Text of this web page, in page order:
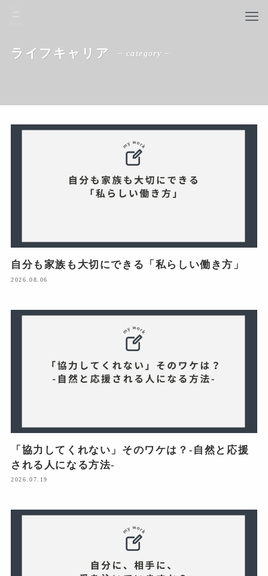
ライフキャリア – category –
自分も家族も大切にできる「私らしい働き方」
2026.08.06
「協力してくれない」そのワケは？-自然と応援
される人になる方法-
2026.07.19